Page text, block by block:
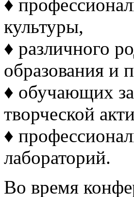
♦
культуры,
♦ различного
образования и
♦ обучающих
творческой
♦
лабораторий.
Во время